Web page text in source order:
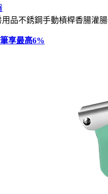
用品不銹鋼手動槓桿香腸灌
享最高6%